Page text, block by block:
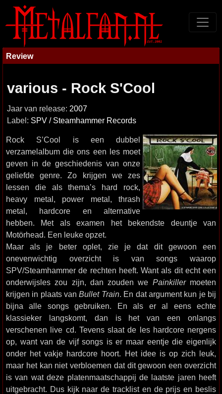
Review
various - Rock S'Cool
Jaar van release: 2007
Label: SPV / Steamhammer Records
Rock S’Cool is een dubbel
verzamelalbum die ons een les moet
geven in de geschiedenis van onze
geliefde genre. Zo krijgen we zes
lessen die als thema’s hard rock,
heavy metal, power metal, thrash
metal, hardcore en alternative
hebben. Met als examen het bekendste deuntje van
Motörhead. Een leuke opzet.
Maar als je beter oplet, zie je dat dit gewoon een
onevenwichtig overzicht is van songs waarop
SPV/Steamhammer de rechten heeft. Want als dit echt een
onderwijsles zou zijn, dan zouden we Painkillermoeten
krijgen in plaats vanBullet Train. En dat argument kun je bij
bijna alle songs gebruiken. En als er al eens echte
klassieker langskomt, dan is het van een onlangs
verschenen live cd. Tevens slaat de les hardcore nergens
op, want van de vijf songs is er maar eentje die eigenlijk
onder het vakje hardcore hoort. Het idee is op zich leuk,
maar het kan niet verbloemen dat dit gewoon een overzicht
is van wat deze platenmaatschappij de laatste jaren heeft
uitgebracht. Dus kijk naar de tracklist en de prijs en beslis